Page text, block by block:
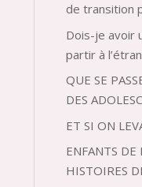
de transition
Dois-je avoir
partir à
QUE SE
DES
ET SI ON
ENFANTS DE
HISTOIRES